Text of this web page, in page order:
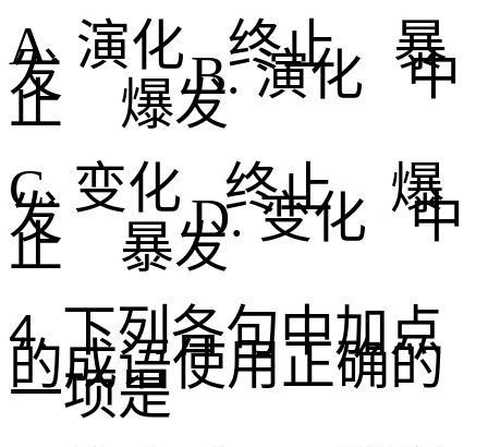
A. 演化 终止 暴
发 B. 演化 中
止 爆发
C. 变化 终止 爆
发 D. 变化 中
止 暴发
4.下列各句中加点
的成语使用正确的
一项是